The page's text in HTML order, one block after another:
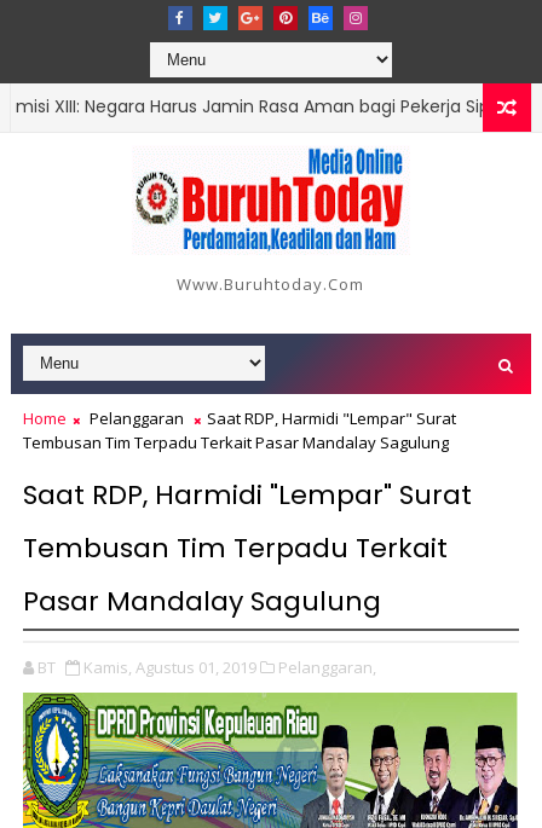
Negara Harus Jamin Rasa Aman bagi Pekerja Sipil BATAM
Mangrove Sagulung Diduga Kuasai Pengerukan Ilegal di
Www.buruhtoday.com
Home Pelanggaran
Saat RDP, Harmidi "Lempar" Surat
Tembusan Tim Terpadu Terkait Pasar Mandalay Sagulung
Saat RDP, Harmidi "Lempar" Surat
Tembusan Tim Terpadu Terkait
Pasar Mandalay Sagulung
BT Kamis, Agustus 01, 2019 Pelanggaran,